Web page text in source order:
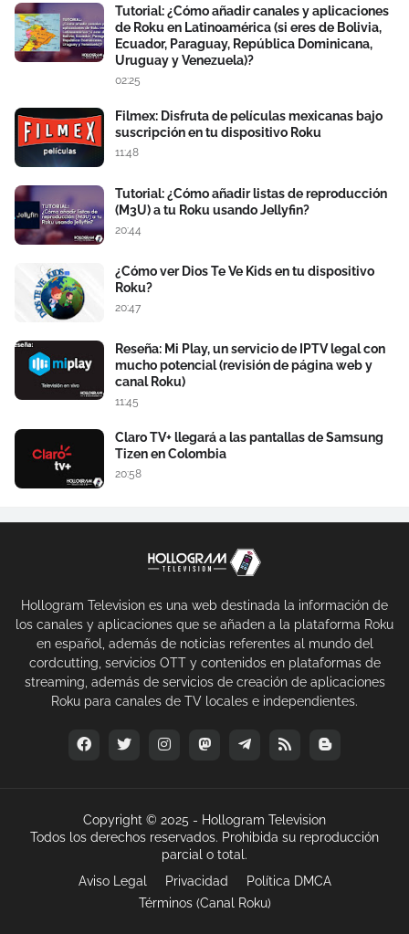
Tutorial: ¿Cómo añadir canales y aplicaciones
de Roku en Latinoamérica (si eres de Bolivia,
Ecuador, Paraguay, República Dominicana,
Uruguay y Venezuela)?
02:25
Filmex: Disfruta de películas mexicanas bajo
suscripción en tu dispositivo Roku
11:48
Tutorial: ¿Cómo añadir listas de reproducción
(M3U) a tu Roku usando Jellyfin?
20:44
¿Cómo ver Dios Te Ve Kids en tu dispositivo
Roku?
20:47
Reseña: Mi Play, un servicio de IPTV legal con
mucho potencial (revisión de página web y
canal Roku)
11:45
Claro TV+ llegará a las pantallas de Samsung
Tizen en Colombia
20:58
Hollogram Television es una web destinada la información de
los canales y aplicaciones que se añaden a la plataforma Roku
en español, además de noticias referentes al mundo del
cordcutting, servicios OTT y contenidos en plataformas de
streaming, además de servicios de creación de aplicaciones
Roku para canales de TV locales e independientes.
Copyright © 2025 - Hollogram Television
Todos los derechos reservados. Prohibida su reproducción
parcial o total.
Aviso Legal
Privacidad
Política DMCA
Términos (Canal Roku)